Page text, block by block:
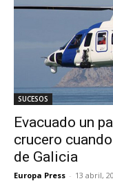
SUCESOS
Evacuado un
crucero
de Galicia
Europa Press - 13 abril,